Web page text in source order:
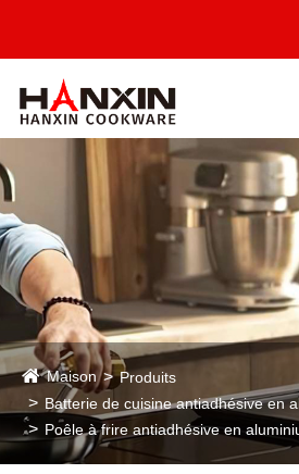
Maison
Produits
Batterie de cuisine antiadhésive en
Poêle à frire antiadhésive en